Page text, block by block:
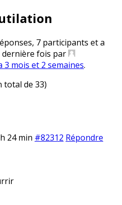
7 participants et a
fois par
3 mois et 2 semaines.
total de 33)
24 min #82312 Répondre